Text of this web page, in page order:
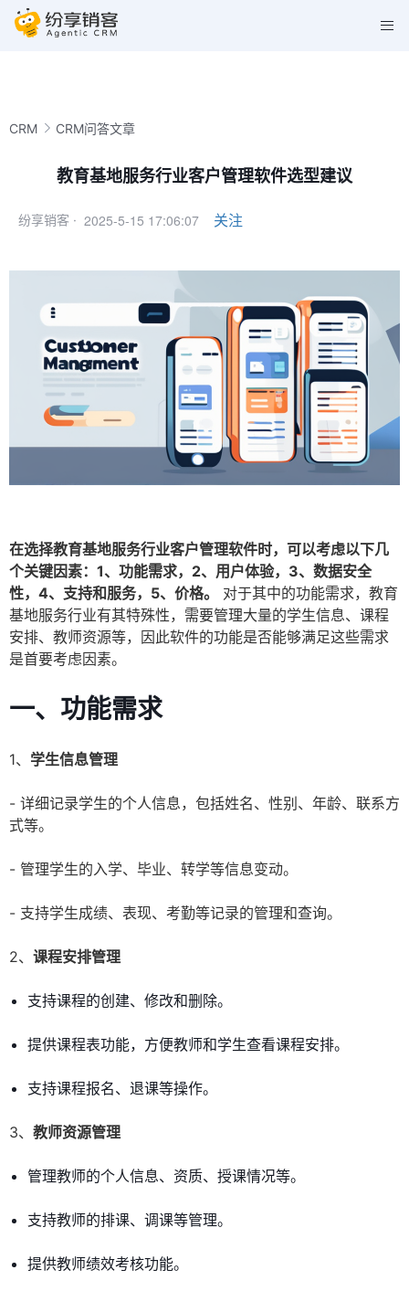
CRM CRM问答文章
教育基地服务行业客户管理软件选型建议
纷享销客 · 2025-5-15 17:06:07 关注
在选择教育基地服务行业客户管理软件时，可以考虑以下几
个关键因素：1、功能需求，2、用户体验，3、数据安全
性，4、支持和服务，5、价格。
对于其中的功能需求，教育
基地服务行业有其特殊性，需要管理大量的学生信息、课程
安排、教师资源等，因此软件的功能是否能够满足这些需求
是首要考虑因素。
一、功能需求
1、 学生信息管理
- 详细记录学生的个人信息，包括姓名、性别、年龄、联系方
式等。
- 管理学生的入学、毕业、转学等信息变动。
- 支持学生成绩、表现、考勤等记录的管理和查询。
2、 课程安排管理
支持课程的创建、修改和删除。
提供课程表功能，方便教师和学生查看课程安排。
支持课程报名、退课等操作。
3、 教师资源管理
管理教师的个人信息、资质、授课情况等。
支持教师的排课、调课等管理。
提供教师绩效考核功能。